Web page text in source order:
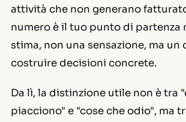
attività che non generano
numero è il tuo punto di partenza
stima, non una sensazione, ma un
costruire decisioni concrete.
Da lì, la distinzione utile non è tra
piacciono" e "cose che odio", ma